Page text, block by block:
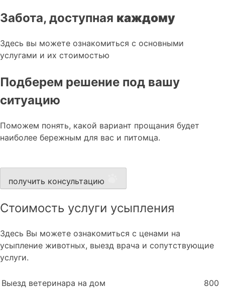
Забота, доступная каждому
Здесь вы можете ознакомиться с основными
услугами и их стоимостью
Подберем решение под вашу
ситуацию
Поможем понять, какой вариант прощания будет
наиболее бережным для вас и питомца.
получить консультацию
Стоимость услуги усыпления
Здесь Вы можете ознакомиться с ценами на
усыпление животных, выезд врача и сопутствующие
услуги.
Выезд ветеринара на дом
800